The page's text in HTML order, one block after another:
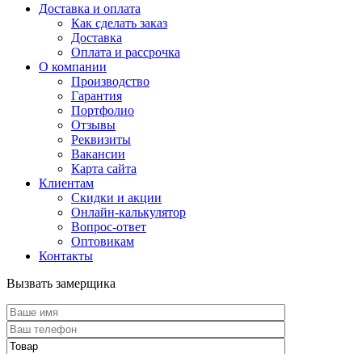
Доставка и оплата
Как сделать заказ
Доставка
Оплата и рассрочка
О компании
Производство
Гарантия
Портфолио
Отзывы
Реквизиты
Вакансии
Карта сайта
Клиентам
Скидки и акции
Онлайн-калькулятор
Вопрос-ответ
Оптовикам
Контакты
Вызвать замерщика